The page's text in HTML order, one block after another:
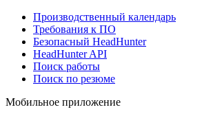
Производственный календарь
Требования к ПО
Безопасный HeadHunter
HeadHunter API
Поиск работы
Поиск по резюме
Мобильное приложение